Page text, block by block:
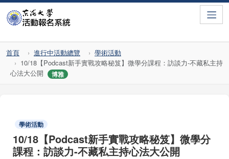
首頁 進行中活動總覽
學術活動
10/18【Podcast新手實戰攻略秘笈】微學分課程：訪談力-不藏私主持
心法大公開
博雅
學術活動
10/18【Podcast新手實戰攻略秘笈】微學分
課程：訪談力-不藏私主持心法大公開